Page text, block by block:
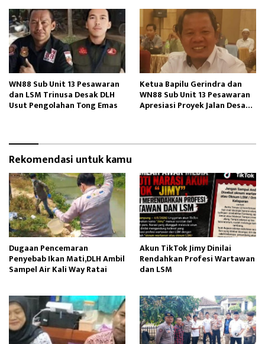
WN88 Sub Unit 13 Pesawaran
dan LSM Trinusa Desak DLH
Usut Pengolahan Tong Emas
Ketua Bapilu Gerindra dan
WN88 Sub Unit 13 Pesawaran
Apresiasi Proyek Jalan Desa
Rekomendasi untuk kamu
Dugaan Pencemaran
Penyebab Ikan Mati,DLH Ambil
Sampel Air Kali Way Ratai
Akun TikTok Jimy Dinilai
Rendahkan Profesi Wartawan
dan LSM